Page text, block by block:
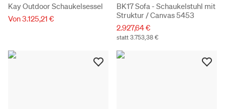
Kay Outdoor Schaukelsessel
Von 3.125,21 €
BK17 Sofa - Schaukelstuhl mit
Struktur / Canvas 5453
2.927,64 €
statt 3.753,38 €